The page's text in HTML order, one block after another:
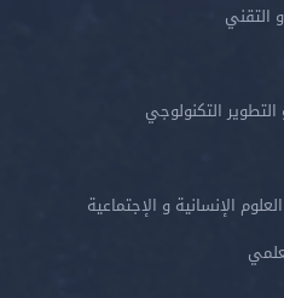
التقني
التكنولوجي
الإنسانية و الإجتماعية